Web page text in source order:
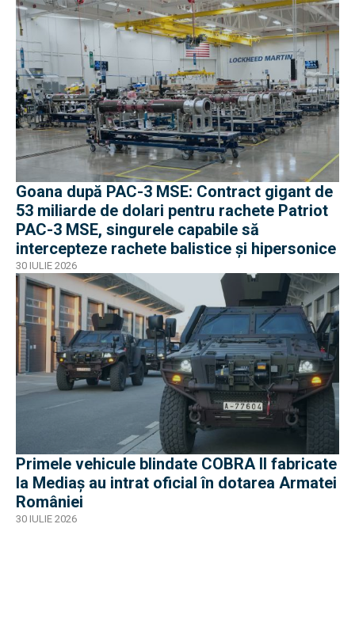
Goana după PAC-3 MSE: Contract gigant de
53 miliarde de dolari pentru rachete Patriot
PAC-3 MSE, singurele capabile să
intercepteze rachete balistice și hipersonice
30 IULIE 2026
Primele vehicule blindate COBRA II fabricate
la Mediaș au intrat oficial în dotarea Armatei
României
30 IULIE 2026